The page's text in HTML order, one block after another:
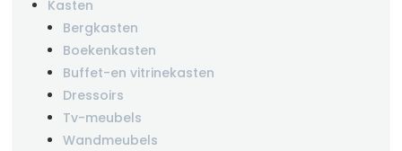
Kasten
Bergkasten
Boekenkasten
Buffet-en vitrinekasten
Dressoirs
Tv-meubels
Wandmeubels